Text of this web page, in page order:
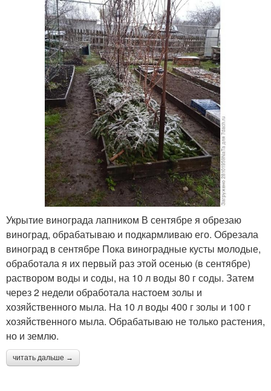
Укрытие винограда лапником В сентябре я обрезаю
виноград, обрабатываю и подкармливаю его. Обрезала
виноград в сентябре Пока виноградные кусты молодые,
обработала я их первый раз этой осенью (в сентябре)
раствором воды и соды, на 10 л воды 80 г соды. Затем
через 2 недели обработала настоем золы и
хозяйственного мыла. На 10 л воды 400 г золы и 100 г
хозяйственного мыла. Обрабатываю не только растения,
но и землю.
читать дальше →